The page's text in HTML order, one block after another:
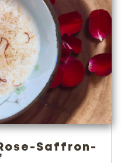
Saffron-